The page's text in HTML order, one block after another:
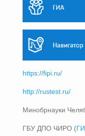
https://fipi.ru/
http://rustest.ru/
Минобрнауки
ГБУ ДПО ЧИРО (